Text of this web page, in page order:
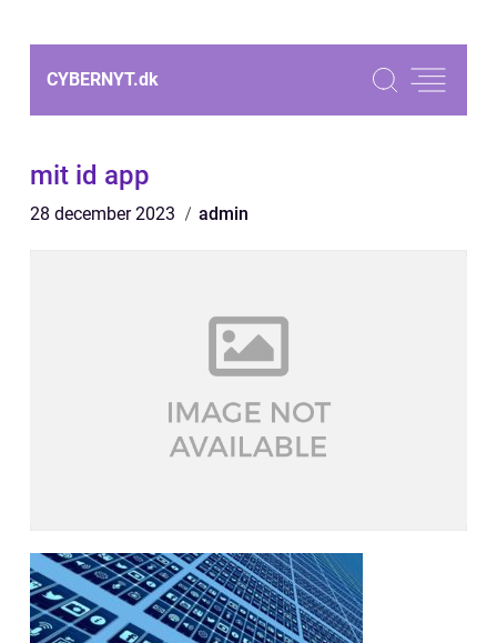
CYBERNYT.dk
mit id app
28 december 2023 admin